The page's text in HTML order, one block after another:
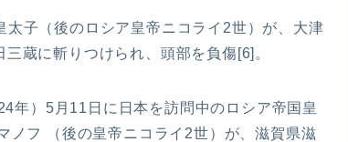
太子（後のロシア皇帝ニコライ2世）が、大津
蔵に斬りつけられ、頭部を負傷[6]。
年）5月11日に日本を訪問中のロシア帝国皇
ノフ （後の皇帝ニコライ2世）が、滋賀県滋